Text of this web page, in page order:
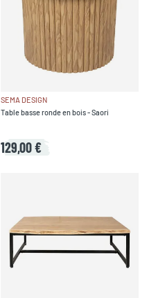
SEMA DESIGN
Table basse ronde en bois - Saori
129,00 €